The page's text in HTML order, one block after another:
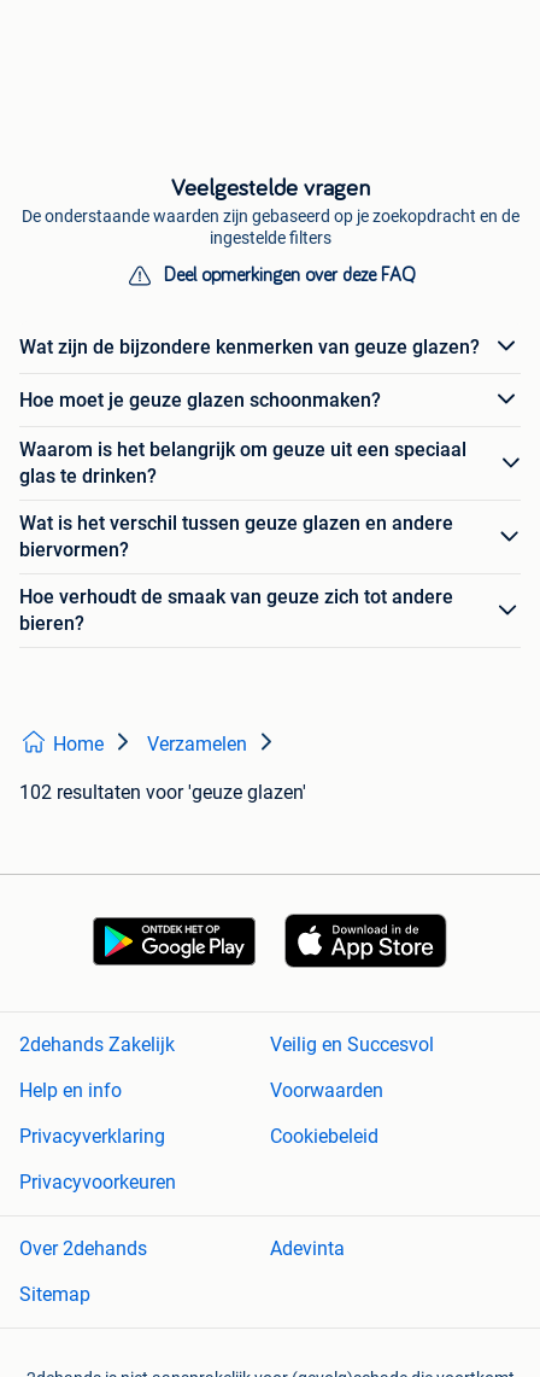
Veelgestelde vragen
De onderstaande waarden zijn gebaseerd op je zoekopdracht en de
ingestelde filters
Deel opmerkingen over deze FAQ
Wat zijn de bijzondere kenmerken van geuze glazen?
Hoe moet je geuze glazen schoonmaken?
Waarom is het belangrijk om geuze uit een speciaal
glas te drinken?
Wat is het verschil tussen geuze glazen en andere
biervormen?
Hoe verhoudt de smaak van geuze zich tot andere
bieren?
Home Verzamelen
102 resultaten voor 'geuze glazen'
2dehands Zakelijk
Veilig en Succesvol
Help en info
Voorwaarden
Privacyverklaring
Cookiebeleid
Privacyvoorkeuren
Over 2dehands
Adevinta
Sitemap